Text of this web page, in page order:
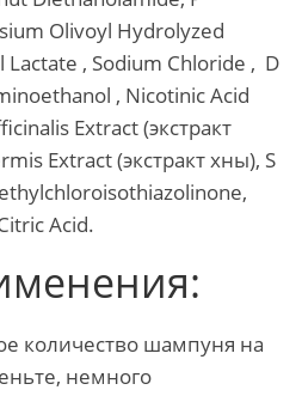
Olivoyl Hydrolyzed
, Sodium Chloride , D
, Nicotinic Acid
Extract (экстракт
Extract (экстракт хны), S
Acid.
количество шампуня на
немного